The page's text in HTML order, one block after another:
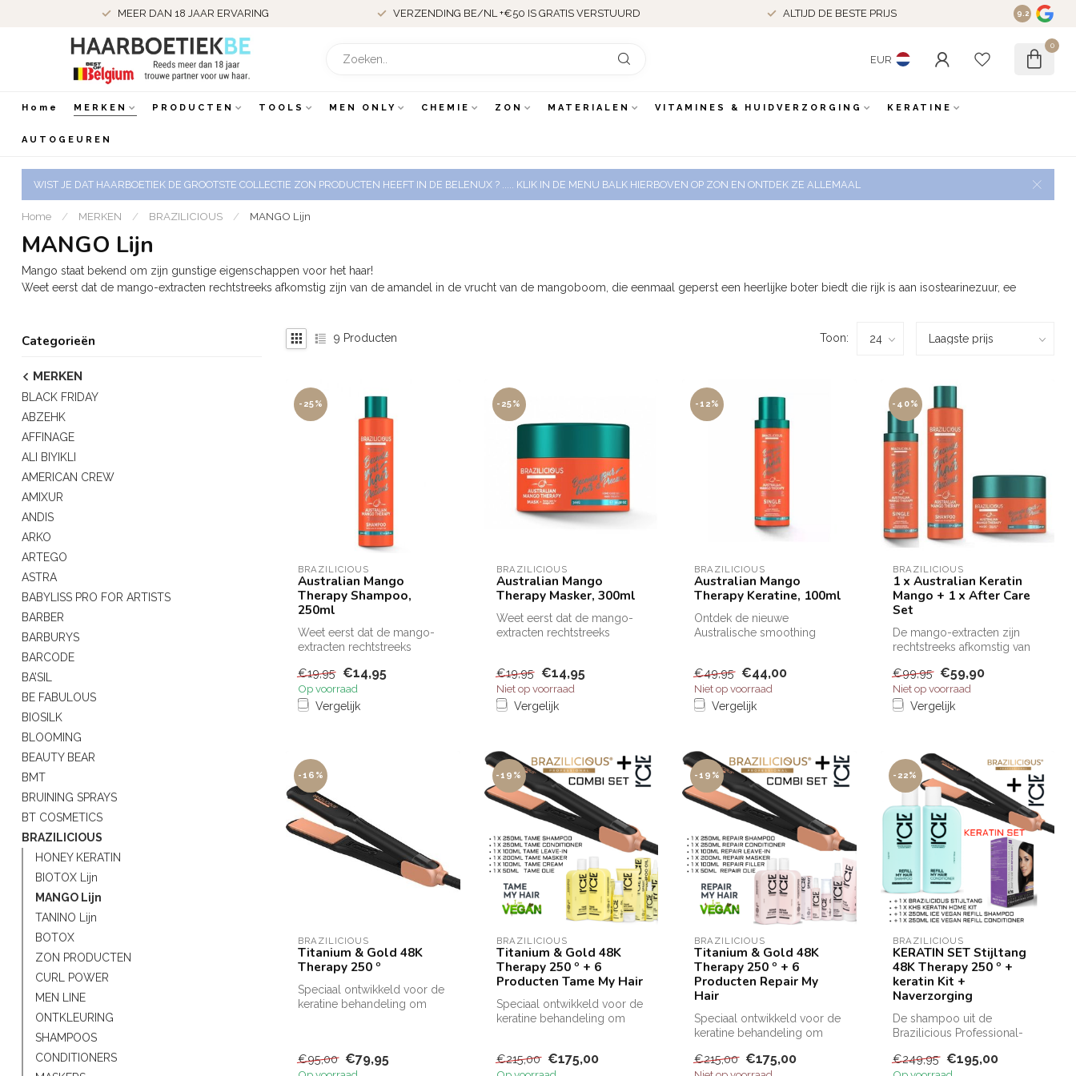
MEER DAN 18 JAAR ERVARING VERZENDING BE/NL +€50 IS GRATIS VERSTUURD ALTIJD DE BESTE PRIJS 9.2
EUR
0
Home MERKEN PRODUCTEN TOOLS MEN ONLY CHEMIE ZON MATERIALEN VITAMINES & HUIDVERZORGING KERATINE
AUTOGEUREN
WIST JE DAT HAARBOETIEK DE GROOTSTE COLLECTIE ZON PRODUCTEN HEEFT IN DE BELENUX ? ..... KLIK IN DE MENU BALK HIERBOVEN OP ZON EN ONTDEK ZE ALLEMAAL
Home / MERKEN / BRAZILICIOUS / MANGO Lijn
MANGO Lijn
Mango staat bekend om zijn gunstige eigenschappen voor het haar!
Weet eerst dat de mango-extracten rechtstreeks afkomstig zijn van de amandel in de vrucht van de mangoboom, die eenmaal geperst een heerlijke boter biedt die rijk is aan isostearinezuur, ee
Categorieën
MERKEN
BLACK FRIDAY
ABZEHK
AFFINAGE
ALI BIYIKLI
AMERICAN CREW
AMIXUR
ANDIS
ARKO
ARTEGO
ASTRA
BABYLISS PRO FOR ARTISTS
BARBER
BARBURYS
BARCODE
BA’SIL
BE FABULOUS
BIOSILK
BLOOMING
BEAUTY BEAR
BMT
BRUINING SPRAYS
BT COSMETICS
BRAZILICIOUS
HONEY KERATIN
BIOTOX Lijn
MANGO Lijn
TANINO Lijn
BOTOX
ZON PRODUCTEN
CURL POWER
MEN LINE
ONTKLEURING
SHAMPOOS
CONDITIONERS
9 Producten Toon:
-25%
BRAZILICIOUS
Australian Mango
Therapy Shampoo,
250ml
Weet eerst dat de mango-
extracten rechtstreeks
amandel in ...
€19,95 €14,95
Op voorraad
Vergelijk
-25%
BRAZILICIOUS
Australian Mango
Therapy Masker, 300ml
Weet eerst dat de mango-
extracten rechtstreeks
€19,95 €14,95
Niet op voorraad
Vergelijk
-12%
BRAZILICIOUS
Australian Mango
Therapy Keratine, 100ml
Ontdek de nieuwe
Australische smoothing
€49,95 €44,00
Niet op voorraad
Vergelijk
-40%
BRAZILICIOUS
1 x Australian Keratin
Mango + 1 x After Care
Set
De mango-extracten zijn
rechtstreeks afkomstig van
d...
€99,95 €59,90
Niet op voorraad
Vergelijk
-16%
BRAZILICIOUS
Titanium & Gold 48K
Therapy 250 º
Speciaal ontwikkeld voor de
keratine behandeling om
€95,00 €79,95
-19%
BRAZILICIOUS
Titanium & Gold 48K
Therapy 250 º + 6
Producten Tame My Hair
Speciaal ontwikkeld voor de
keratine behandeling om
€215,00 €175,00
-19%
BRAZILICIOUS
Titanium & Gold 48K
Therapy 250 º + 6
Producten Repair My
Hair
Speciaal ontwikkeld voor de
keratine behandeling om
bekomen...
€215,00 €175,00
-22%
BRAZILICIOUS
KERATIN SET Stijltang
48K Therapy 250 º +
keratin Kit +
Naverzorging
De shampoo uit de
Brazilicious Professional-
stand ho...
€249,95 €195,00